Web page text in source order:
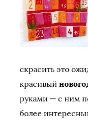
скрасить это
красивый
руками — с ним
более